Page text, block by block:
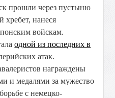
прошли через пустыню
нанеся
войскам.
одной из последних в
атак.
награждены
и медалями за мужество
с немецко-